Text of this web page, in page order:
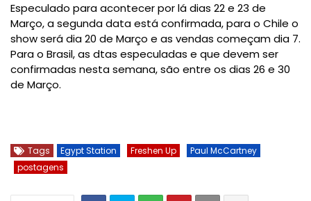
Especulado para acontecer por lá dias 22 e 23 de
Março, a segunda data está confirmada, para o Chile o
show será dia 20 de Março e as vendas começam dia 7.
Para o Brasil, as dtas especuladas e que devem ser
confirmadas nesta semana, são entre os dias 26 e 30
de Março.
Tags Egypt Station Freshen Up
Paul McCartney
postagens